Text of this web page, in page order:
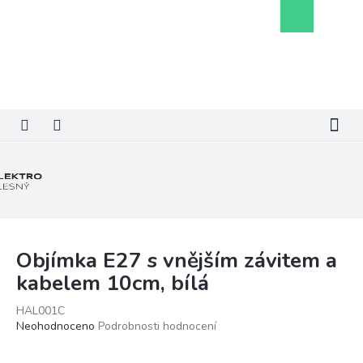
košík
Objímka E27 s vnějším závitem a
kabelem 10cm, bílá
HAL001C
Průměrné
Neohodnoceno Podrobnosti hodnocení